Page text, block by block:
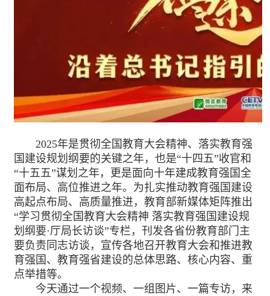
2025年是贯彻全国教育大会精神、落实教育强
国建设规划纲要的关键之年，也是“十四五”收官和
“十五五”谋划之年，更是面向十年建成教育强国全
面布局、高位推进之年。为扎实推动教育强国建设
高起点布局、高质量推进，教育部新媒体矩阵推出
“学习贯彻全国教育大会精神 落实教育强国建设规
划纲要·厅局长访谈”专栏，刊发各省份教育部门主
要负责同志访谈，宣传各地召开教育大会和推进教
育强国、教育强省建设的总体思路、核心内容、重
点举措等。
今天通过一个视频、一组图片、一篇专访，来